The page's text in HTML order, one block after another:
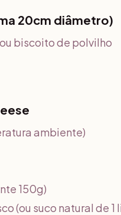
20cm diâmetro)
biscoito de polvilho
ambiente)
150g)
(ou suco natural de 1